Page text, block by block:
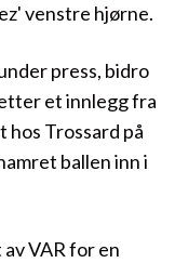
venstre hjørne.
press, bidro
et innlegg fra
hos Trossard på
ballen inn i
VAR for en